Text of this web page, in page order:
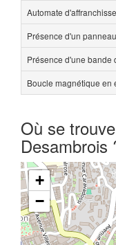
Automate
Présence d'un
Présence d'une bande
Boucle magnétique en
Où se
Desambrois
+
−